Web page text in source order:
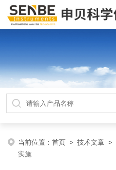
当前位置：首页 >技术文章 >
实施